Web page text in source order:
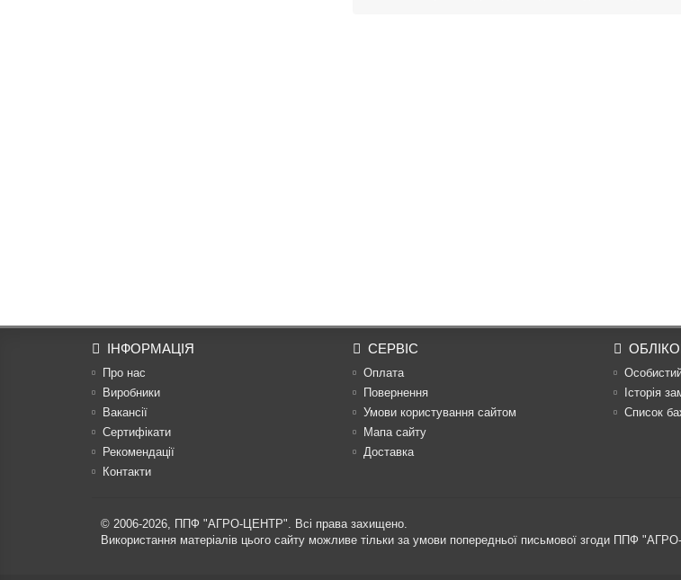
ІНФОРМАЦІЯ
Про нас
Виробники
Вакансії
Сертифікати
Рекомендації
Контакти
СЕРВІС
Оплата
Повернення
Умови користування сайтом
Мапа сайту
Доставка
Історія
Список
© 2006-2026, ППФ "АГРО-ЦЕНТР". Всі права захищено.
Використання матеріалів цього сайту можливе тільки за умови попередньої письмової згоди ППФ